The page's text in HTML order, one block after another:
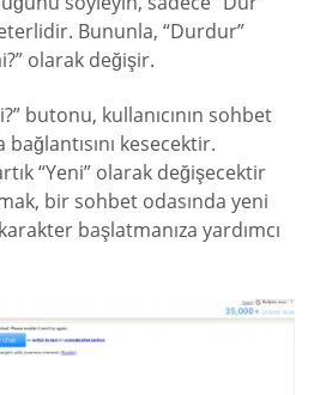
Bununla, “Durdur”
olarak değişir.
butonu, kullanıcının sohbet
kesecektir.
“Yeni” olarak değişecektir
bir sohbet odasında yeni
başlatmanıza yardımcı